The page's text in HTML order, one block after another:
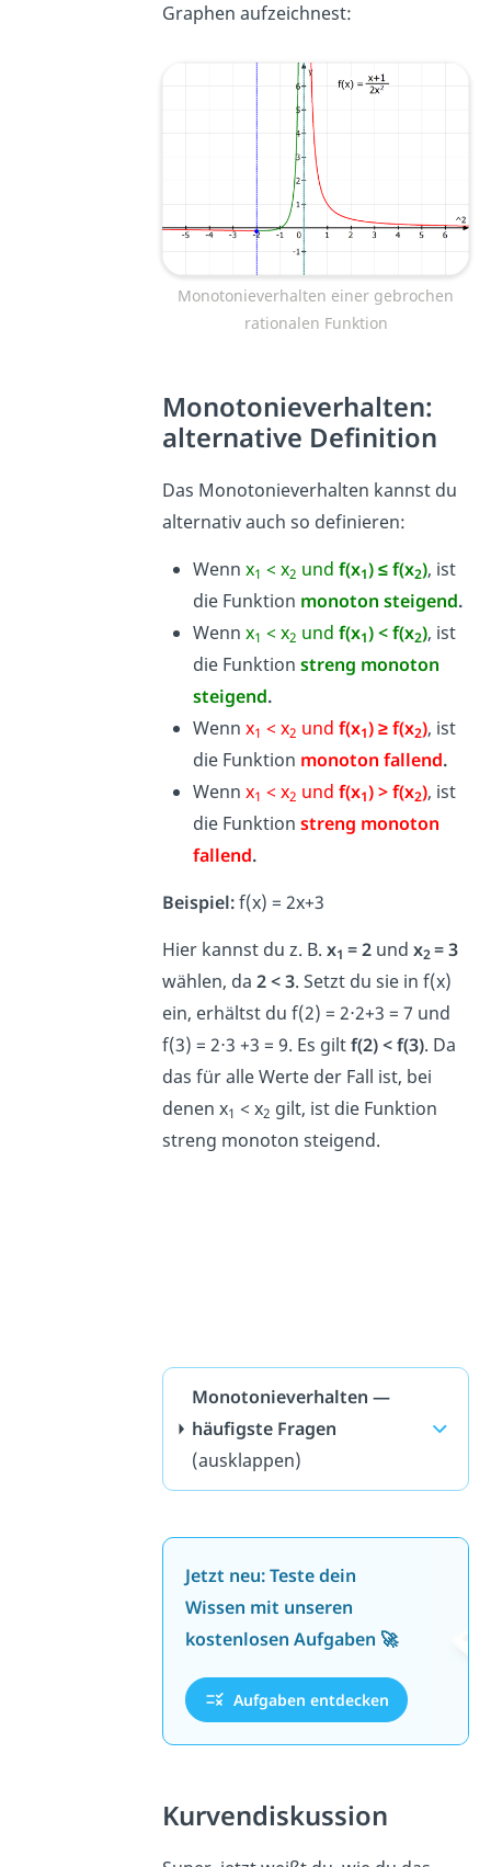
Graphen aufzeichnest:
Monotonieverhalten einer gebrochen
rationalen Funktion
Monotonieverhalten:
alternative Definition
Das Monotonieverhalten kannst du
alternativ auch so definieren:
Wenn x1 < x2 undf(x1) ≤ f(x2), ist
die Funktion monoton steigend.
Wennx1 < x2 undf(x1) < f(x2), ist
die Funktionstreng monoton
steigend.
Wennx1 < x2 undf(x1) ≥ f(x2), ist
die Funktion monoton fallend.
Wennx1 < x2 undf(x1) > f(x2), ist
die Funktionstreng monoton
fallend.
Beispiel:f(x) = 2x+3
Hier kannst du z. B. x1= 2 undx2= 3
wählen, da2 < 3. Setzt du sie in f(x)
ein, erhältst du f(2) = 2⋅2+3 = 7 und
f(3) = 2⋅3 +3 = 9. Es giltf(2) < f(3). Da
das für alle Werte der Fall ist, bei
denen x1 < x2 gilt, ist die Funktion
streng monoton steigend.
Monotonieverhalten —
häufigste Fragen
(ausklappen)
Jetzt neu: Teste dein
Wissen mit unseren
kostenlosen Aufgaben 🚀
Aufgaben entdecken
Kurvendiskussion